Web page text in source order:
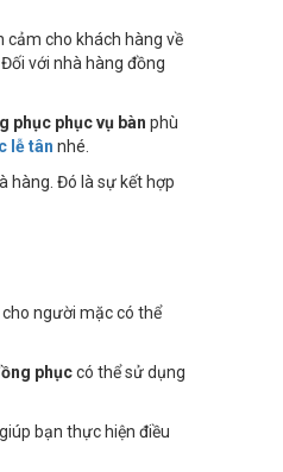
cảm cho khách hàng về
với nhà hàng đồng
phục phục vụ bàn phù
lễ tân nhé.
hàng. Đó là sự kết hợp
người mặc có thể
phụccó thể sử dụng
bạn thực hiện điều